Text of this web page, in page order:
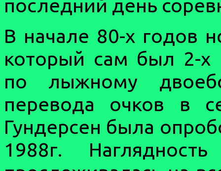
последний день
В начале 80-х годов
который сам был 2-
по лыжному
перевода очков в
Гундерсен была
1988г.